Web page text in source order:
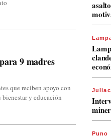
9 madres
que reciben apoyo con
y educación
Puno